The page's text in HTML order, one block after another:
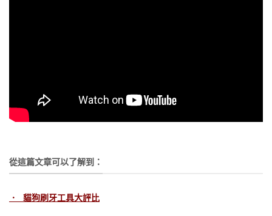
從這篇文章可以了解到：
． 貓狗刷牙工具大評比